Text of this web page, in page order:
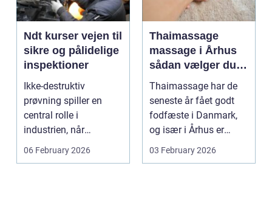
Ndt kurser vejen til
sikre og pålidelige
inspektioner
Ikke-destruktiv
prøvning spiller en
central rolle i
industrien, når
konstruktioner,
svejsninger og k...
06 February 2026
Thaimassage
massage i Århus
sådan vælger du
den rette
behandling
Thaimassage har de
seneste år fået godt
fodfæste i Danmark,
og især i Århus er
udbuddet vokset
03 February 2026